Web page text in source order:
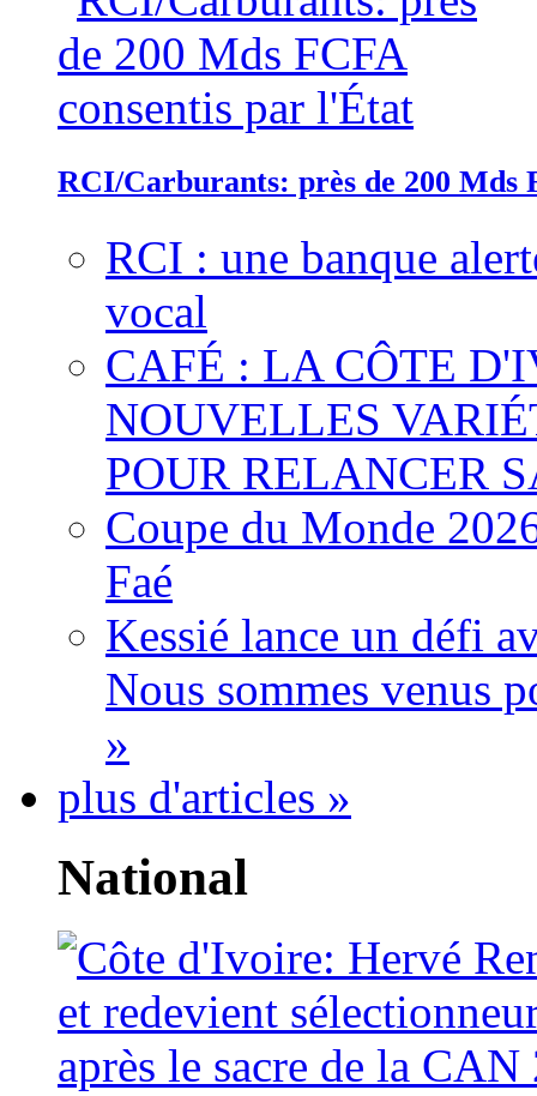
RCI/Carburants: près de 200 Mds
RCI : une banque
vocal
CAFÉ : LA CÔTE
NOUVELLES
POUR RELANCER
Coupe du Monde
Faé
Kessié lance un défi
Nous sommes venus
»
plus d'articles »
National